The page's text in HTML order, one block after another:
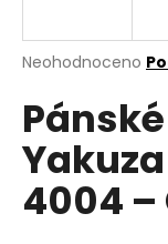
Průměrné
produktu
je
0,0
z
hvězdiček.
Neohodnoceno
4004 –
j
t
?